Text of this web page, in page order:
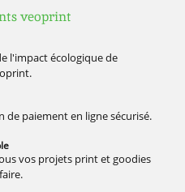
veoprint
l'impact écologique de
paiement en ligne sécurisé.
vos projets print et goodies